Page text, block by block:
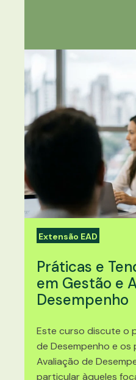
Extensão EAD
Práticas e
em Gestão e
Desempenho
Este curso discute o
de Desempenho e
Avaliação de
particular àqueles